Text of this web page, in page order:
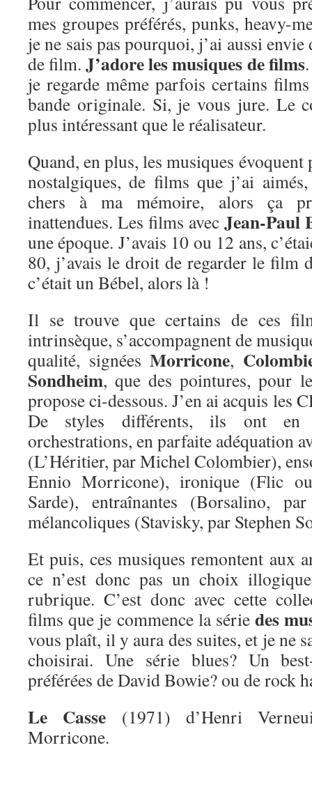
mes groupes préférés, punks, heavy-
je ne sais pas pourquoi, j’ai aussi
de film.J’adore les musiques de films
je regarde même parfois certains
bande originale. Si, je vous jure. Le
plus intéressant que le réalisateur.
Quand, en plus, les musiques
nostalgiques, de films que j’ai
chers à ma mémoire, alors ça
inattendues. Les films avec Jean-Paul
une époque. J’avais 10 ou 12 ans,
80, j’avais le droit de regarder le film
c’était un Bébel, alors là !
Il se trouve que certains de ces
intrinsèque, s’accompagnent de
qualité, signées Morricone,
Sondheim, que des pointures, pour
propose ci-dessous. J’en ai acquis les
De styles différents, ils ont en
orchestrations, en parfaite adéquation
(L’Héritier, par Michel Colombier),
Ennio Morricone), ironique (Flic
Sarde), entraînantes (Borsalino,
mélancoliques (Stavisky, par Stephen
Et puis, ces musiques remontent aux
ce n’est donc pas un choix
rubrique. C’est donc avec cette
films que je commence la série des
vous plaît, il y aura des suites, et je ne
choisirai. Une série blues? Un
préférées de David Bowie? ou de rock
Le Casse (1971) d’Henri
Morricone.